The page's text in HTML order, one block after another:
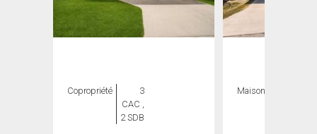
Copropriété
3
CAC ,
2 SDB
Maison